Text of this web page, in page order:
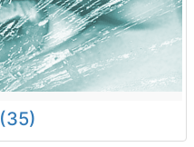
(35)